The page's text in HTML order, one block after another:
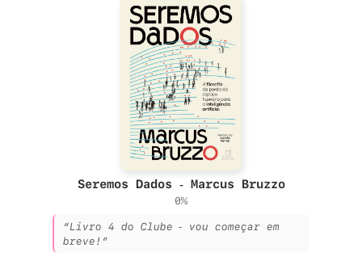
Seremos Dados - Marcus Bruzzo
0%
“Livro 4 do Clube - vou começar em
breve!”